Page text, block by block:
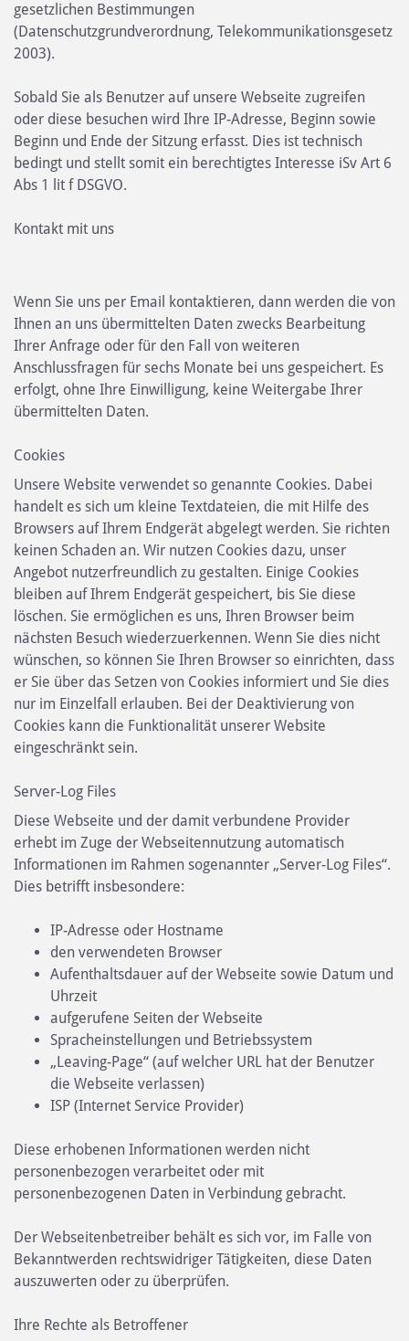
gesetzlichen Bestimmungen
(Datenschutzgrundverordnung, Telekommunikationsgesetz
2003).
Sobald Sie als Benutzer auf unsere Webseite zugreifen
oder diese besuchen wird Ihre IP-Adresse, Beginn sowie
Beginn und Ende der Sitzung erfasst. Dies ist technisch
bedingt und stellt somit ein berechtigtes Interesse iSv Art 6
Abs 1 lit f DSGVO.
Kontakt mit uns
Wenn Sie uns per Email kontaktieren, dann werden die von
Ihnen an uns übermittelten Daten zwecks Bearbeitung
Ihrer Anfrage oder für den Fall von weiteren
Anschlussfragen für sechs Monate bei uns gespeichert. Es
erfolgt, ohne Ihre Einwilligung, keine Weitergabe Ihrer
übermittelten Daten.
Cookies
Unsere Website verwendet so genannte Cookies. Dabei
handelt es sich um kleine Textdateien, die mit Hilfe des
Browsers auf Ihrem Endgerät abgelegt werden. Sie richten
keinen Schaden an. Wir nutzen Cookies dazu, unser
Angebot nutzerfreundlich zu gestalten. Einige Cookies
bleiben auf Ihrem Endgerät gespeichert, bis Sie diese
löschen. Sie ermöglichen es uns, Ihren Browser beim
nächsten Besuch wiederzuerkennen. Wenn Sie dies nicht
wünschen, so können Sie Ihren Browser so einrichten, dass
er Sie über das Setzen von Cookies informiert und Sie dies
nur im Einzelfall erlauben. Bei der Deaktivierung von
Cookies kann die Funktionalität unserer Website
eingeschränkt sein.
Server-Log Files
Diese Webseite und der damit verbundene Provider
erhebt im Zuge der Webseitennutzung automatisch
Informationen im Rahmen sogenannter „Server-Log Files“.
Dies betrifft insbesondere:
IP-Adresse oder Hostname
den verwendeten Browser
Aufenthaltsdauer auf der Webseite sowie Datum und
Uhrzeit
aufgerufene Seiten der Webseite
Spracheinstellungen und Betriebssystem
„Leaving-Page“ (auf welcher URL hat der Benutzer
die Webseite verlassen)
ISP (Internet Service Provider)
Diese erhobenen Informationen werden nicht
personenbezogen verarbeitet oder mit
personenbezogenen Daten in Verbindung gebracht.
Der Webseitenbetreiber behält es sich vor, im Falle von
Bekanntwerden rechtswidriger Tätigkeiten, diese Daten
auszuwerten oder zu überprüfen.
Ihre Rechte als Betroffener